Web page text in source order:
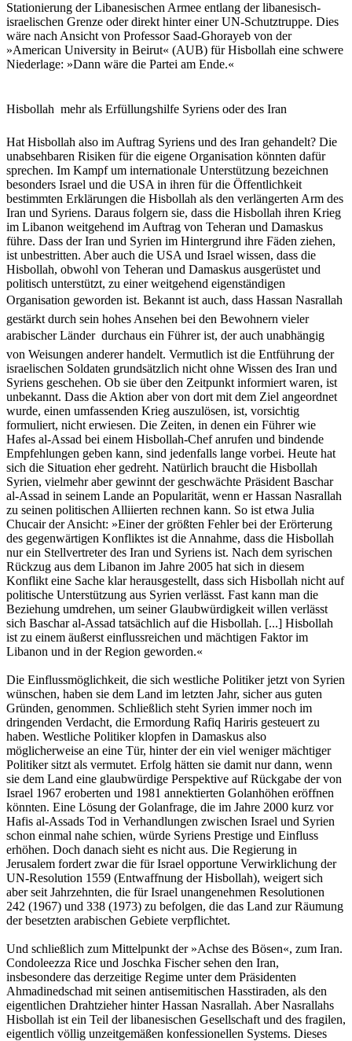
Stationierung der Libanesischen Armee entlang der libanesisch-
israelischen Grenze oder direkt hinter einer UN-Schutztruppe. Dies
wäre nach Ansicht von Professor Saad-Ghorayeb von der
»American University in Beirut« (AUB) für Hisbollah eine schwere
Niederlage: »Dann wäre die Partei am Ende.«
Hisbollah  mehr als Erfüllungshilfe Syriens oder des Iran
Hat Hisbollah also im Auftrag Syriens und des Iran gehandelt? Die
unabsehbaren Risiken für die eigene Organisation könnten dafür
sprechen. Im Kampf um internationale Unterstützung bezeichnen
besonders Israel und die USA in ihren für die Öffentlichkeit
bestimmten Erklärungen die Hisbollah als den verlängerten Arm des
Iran und Syriens. Daraus folgern sie, dass die Hisbollah ihren Krieg
im Libanon weitgehend im Auftrag von Teheran und Damaskus
führe. Dass der Iran und Syrien im Hintergrund ihre Fäden ziehen,
ist unbestritten. Aber auch die USA und Israel wissen, dass die
Hisbollah, obwohl von Teheran und Damaskus ausgerüstet und
politisch unterstützt, zu einer weitgehend eigenständigen
Organisation geworden ist. Bekannt ist auch, dass Hassan Nasrallah 
gestärkt durch sein hohes Ansehen bei den Bewohnern vieler
arabischer Länder  durchaus ein Führer ist, der auch unabhängig
von Weisungen anderer handelt. Vermutlich ist die Entführung der
israelischen Soldaten grundsätzlich nicht ohne Wissen des Iran und
Syriens geschehen. Ob sie über den Zeitpunkt informiert waren, ist
unbekannt. Dass die Aktion aber von dort mit dem Ziel angeordnet
wurde, einen umfassenden Krieg auszulösen, ist, vorsichtig
formuliert, nicht erwiesen. Die Zeiten, in denen ein Führer wie
Hafes al-Assad bei einem Hisbollah-Chef anrufen und bindende
Empfehlungen geben kann, sind jedenfalls lange vorbei. Heute hat
sich die Situation eher gedreht. Natürlich braucht die Hisbollah
Syrien, vielmehr aber gewinnt der geschwächte Präsident Baschar
al-Assad in seinem Lande an Popularität, wenn er Hassan Nasrallah
zu seinen politischen Alliierten rechnen kann. So ist etwa Julia
Chucair der Ansicht: »Einer der größten Fehler bei der Erörterung
des gegenwärtigen Konfliktes ist die Annahme, dass die Hisbollah
nur ein Stellvertreter des Iran und Syriens ist. Nach dem syrischen
Rückzug aus dem Libanon im Jahre 2005 hat sich in diesem
Konflikt eine Sache klar herausgestellt, dass sich Hisbollah nicht auf
politische Unterstützung aus Syrien verlässt. Fast kann man die
Beziehung umdrehen, um seiner Glaubwürdigkeit willen verlässt
sich Baschar al-Assad tatsächlich auf die Hisbollah. [...] Hisbollah
ist zu einem äußerst einflussreichen und mächtigen Faktor im
Libanon und in der Region geworden.«
Die Einflussmöglichkeit, die sich westliche Politiker jetzt von Syrien
wünschen, haben sie dem Land im letzten Jahr, sicher aus guten
Gründen, genommen. Schließlich steht Syrien immer noch im
dringenden Verdacht, die Ermordung Rafiq Hariris gesteuert zu
haben. Westliche Politiker klopfen in Damaskus also
möglicherweise an eine Tür, hinter der ein viel weniger mächtiger
Politiker sitzt als vermutet. Erfolg hätten sie damit nur dann, wenn
sie dem Land eine glaubwürdige Perspektive auf Rückgabe der von
Israel 1967 eroberten und 1981 annektierten Golanhöhen eröffnen
könnten. Eine Lösung der Golanfrage, die im Jahre 2000 kurz vor
Hafis al-Assads Tod in Verhandlungen zwischen Israel und Syrien
schon einmal nahe schien, würde Syriens Prestige und Einfluss
erhöhen. Doch danach sieht es nicht aus. Die Regierung in
Jerusalem fordert zwar die für Israel opportune Verwirklichung der
UN-Resolution 1559 (Entwaffnung der Hisbollah), weigert sich
aber seit Jahrzehnten, die für Israel unangenehmen Resolutionen
242 (1967) und 338 (1973) zu befolgen, die das Land zur Räumung
der besetzten arabischen Gebiete verpflichtet.
Und schließlich zum Mittelpunkt der »Achse des Bösen«, zum Iran.
Condoleezza Rice und Joschka Fischer sehen den Iran,
insbesondere das derzeitige Regime unter dem Präsidenten
Ahmadinedschad mit seinen antisemitischen Hasstiraden, als den
eigentlichen Drahtzieher hinter Hassan Nasrallah. Aber Nasrallahs
Hisbollah ist ein Teil der libanesischen Gesellschaft und des fragilen,
eigentlich völlig unzeitgemäßen konfessionellen Systems. Dieses